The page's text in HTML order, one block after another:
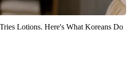
Lotions. Here's What Koreans Do